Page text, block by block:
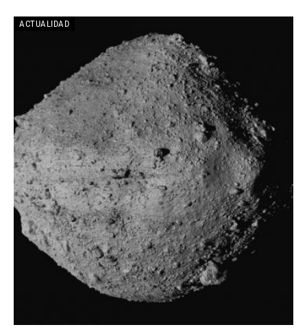
ACTUALIDAD